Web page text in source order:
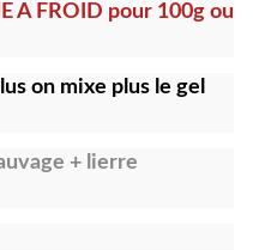
A FROID pour 100g ou
on mixe plus le gel
+ lierre